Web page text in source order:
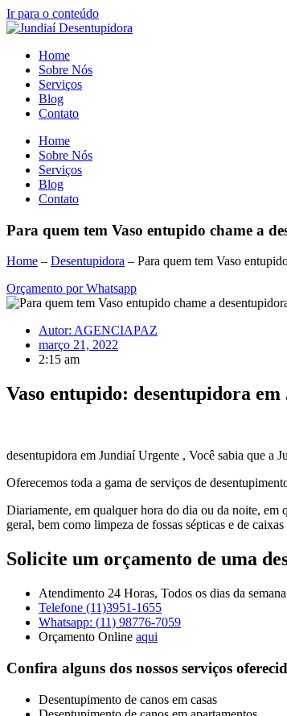
Ir para o conteúdo
Home
Sobre Nós
Serviços
Blog
Contato
Home
Sobre Nós
Serviços
Blog
Contato
Para quem tem Vaso entupido chame a
Home – Desentupidora – Para quem tem Vaso
Orçamento por Whatsapp
Autor: AGENCIAPAZ
março 21, 2022
2:15 am
Vaso entupido: desentupidora
desentupidora em Jundiaí Urgente , Você sabia que a
Oferecemos toda a gama de serviços de
Diariamente, em qualquer hora do dia ou da noite, em
geral, bem como limpeza de fossas sépticas e de
Solicite um orçamento de uma
Atendimento 24 Horas, Todos os dias da semana
Telefone (11)3951-1655
Whatsapp: (11) 98776-7059
Orçamento Online aqui
Confira alguns dos nossos serviços
Desentupimento de canos em casas